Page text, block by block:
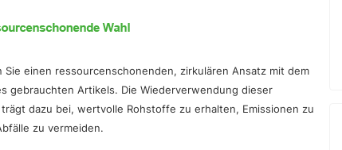
Sie einen ressourcenschonenden, zirkulären Ansatz mit dem
gebrauchten Artikels. Die Wiederverwendung dieser
trägt dazu bei, wertvolle Rohstoffe zu erhalten, Emissionen zu
zu vermeiden.